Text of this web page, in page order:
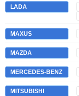
LADA
MAXUS
MAZDA
MERCEDES-BENZ
MITSUBISHI